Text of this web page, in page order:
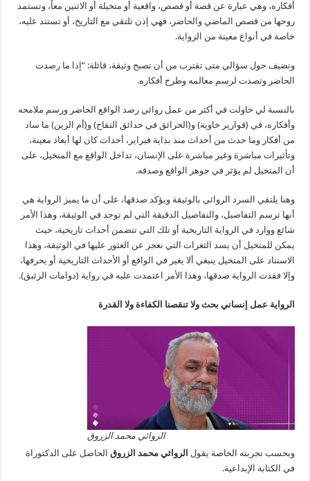
أفكاره، وهي عبارة عن قصة أو قصص، واقعية أو متخيلة أو الاثنين معاً، وتستمد
روحها من قصص الماضي والحاضر، فهي إذن تلتقي مع التاريخ، أو تستند عليه،
خاصة في أنواع معينة من الرواية.
وتضيف حول سؤالي متى تقترب من أن تصبح وثيقة، قائلة: “إذا ما رصدت
الحاضر وتصدت لرسم معالمه وطرح أفكاره.
بالنسبة لي حاولت في أكثر من عمل روائي رصد الواقع الحاضر ورسم ملامحه
وأفكاره، في (قوارير خاوية) و(الحرائق في حدائق التفاح) و(أم الزين) ما ساد
من أفكار وما حدث من أحداث منذ بداية فبراير، أحداث كان لها أبعاد معينة،
وتأثيرات مباشرة وغير مباشرة على الإنسان، تداخل الواقع مع المتخيل، على
أن المتخيل لم يؤثر في جوهر الواقع وصدقه.
وهنا يلتقي السرد الروائي بالوثيقة ويؤكد صدقها، على أن ما يميز الرواية هي
أنها ترسم التفاصيل، والتفاصيل الدقيقة التي لم توجد في الوثيقة، وهذا الأمر
شائع ووارد في الرواية التاريخية أو تلك التي تتضمن أحداث تاريخية، حيث
يمكن للمتخيل أن يسد الثغرات التي نعجز عن العثور عليها في الوثيقة، وهذا
الاستناد على المتخيل ينبغي ألا يغير في الواقع أو الأحداث التاريخية أو يحرفها،
وإلا فقدت الرواية صدقها، وهذا الأمر اعتمدت عليه في رواية (دوامات الزئبق).
الرواية عمل إنساني بحث ولا تنقصنا الكفاءة ولا القدرة
الروائي محمد الزروق
وبحسب تجربته الخاصة يقول الروائي محمد الزروق الحاصل على الدكتوراة
في الكتابة الإبداعية.